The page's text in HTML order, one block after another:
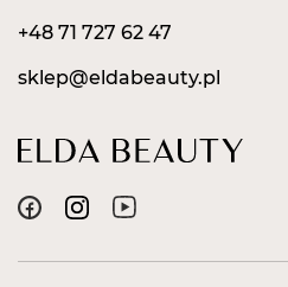
+48 71 727 62 47
sklep@eldabeauty.pl